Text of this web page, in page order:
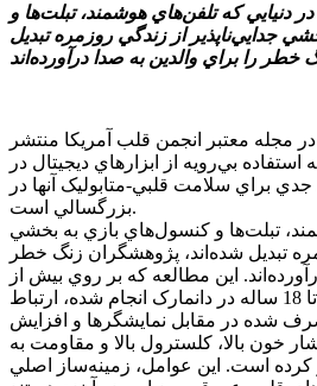
دنيايي که تلفن‌هاي هوشمند، تبلت‌ها و
جدايي‌ناپذير از زندگي روزمره تبديل
مجله معتبر انجمن قلب آمريکا منتشر
بي‌رويه از ابزارهاي ديجيتال در
براي سلامت قلبي-متابوليک آنها در
بزرگسالي است.
تبلت‌ها و کنسول‌هاي بازي به بخشي
تبديل شده‌اند، پژوهشگران زنگ خطر
اين مطالعه که بر روي بيش از
1000 کودک و نوجوان 10 تا 18 ساله در دانمارک انجام شده، ارتباط
شده در مقابل نمايشگرها و افزايش
خون بالا، کلسترول بالا و مقاومت به
کرده است. اين عوامل، زمينه‌ساز اصلي